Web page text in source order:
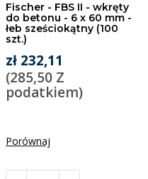
Fischer - FBS II - wkręty
do betonu - 6 x 60 mm -
łeb sześciokątny (100
szt.)
zł 232,11
(285,50 Z
podatkiem)
Porównaj